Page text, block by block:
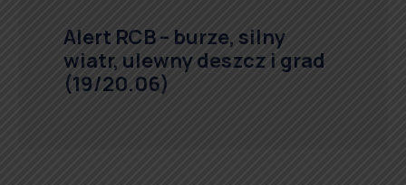
Alert RCB – burze, silny
wiatr, ulewny deszcz i grad
(19/20.06)